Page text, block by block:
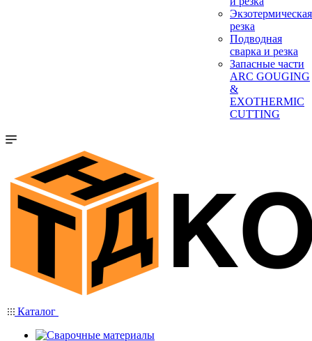
Экзотермическая
резка
Подводная
сварка и резка
Запасные части
ARC GOUGING
&
EXOTHERMIC
CUTTING
Каталог